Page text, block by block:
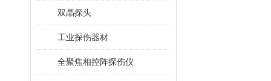
双晶探头
工业探伤器材
全聚焦相控阵探伤仪